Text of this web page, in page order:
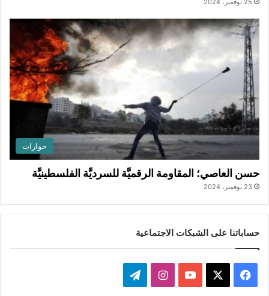
25 نوفمبر، 2024
حوارات
حسن العاصي؛ المقاومة الرقميَّة للسرديَّة الفلسطينيَّة
23 نوفمبر، 2024
حساباتنا على الشبكات الاجتماعية